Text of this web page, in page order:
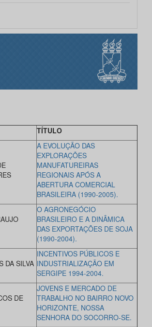
TÍTULO
A EVOLUÇÃO DAS
EXPLORAÇÕES
MANUFATUREIRAS
REGIONAIS APÓS A
ABERTURA COMERCIAL
BRASILEIRA (1990-2005).
O AGRONEGÓCIO
BRASILEIRO E A DINÂMICA
DAS EXPORTAÇÕES DE SOJA
(1990-2004).
DA SILVA
INCENTIVOS PÚBLICOS E
INDUSTRIALIZAÇÃO EM
SERGIPE 1994-2004.
DE
JOVENS E MERCADO DE
TRABALHO NO BAIRRO NOVO
HORIZONTE, NOSSA
SENHORA DO SOCORRO-SE.